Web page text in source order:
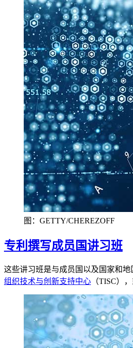
图：GETTY/CHEREZOFF
专利撰写成员国讲习班
这些讲习班是与成员国以及国家和地
组织技术与创新支持中心 （TISC）